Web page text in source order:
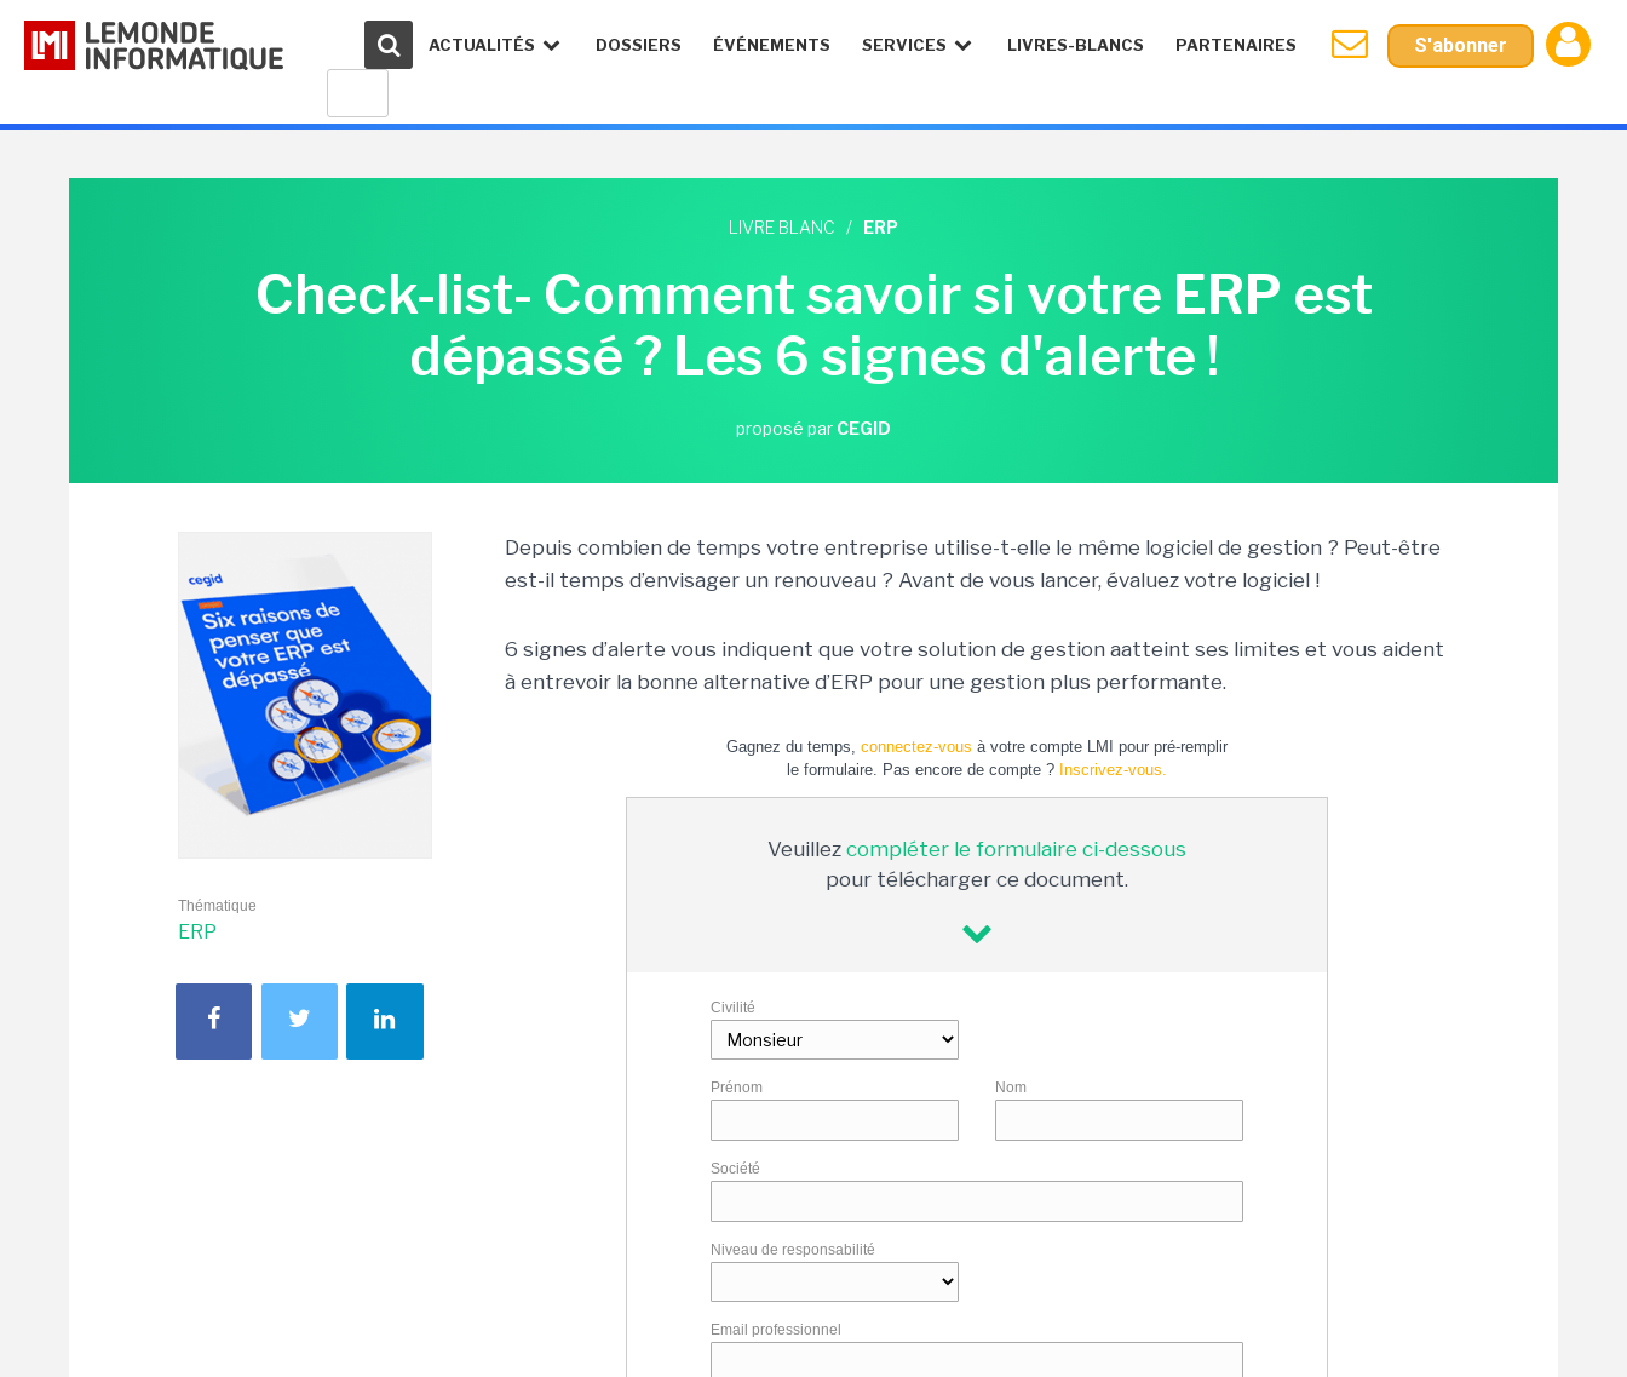
ACTUALITÉS DOSSIERS ÉVÉNEMENTS SERVICES LIVRES-BLANCS PARTENAIRES S'abonner
LIVRE BLANC / ERP
Check-list- Comment savoir si votre ERP est
dépassé ? Les 6 signes d'alerte !
proposé par CEGID
Thématique
ERP
Depuis combien de temps votre entreprise utilise-t-elle le même logiciel de gestion ? Peut-être
est-il temps d’envisager un renouveau ? Avant de vous lancer, évaluez votre logiciel !
6 signes d’alerte vous indiquent que votre solution de gestion aatteint ses limites et vous aident
à entrevoir la bonne alternative d’ERP pour une gestion plus performante.
Gagnez du temps, connectez-vous à votre compte LMI pour pré-remplir
le formulaire. Pas encore de compte ? Inscrivez-vous.
Veuillez compléter le formulaire ci-dessous
pour télécharger ce document.
Civilité
Prénom Nom
Société
Niveau de responsabilité
Email professionnel